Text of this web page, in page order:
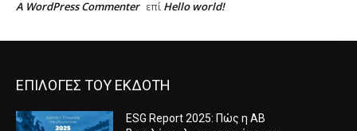
A WordPress Commenter επί Hello world!
ΕΠΙΛΟΓΕΣ ΤΟΥ ΕΚΔΟΤΗ
ESG Report 2025: Πώς η ΑΒ